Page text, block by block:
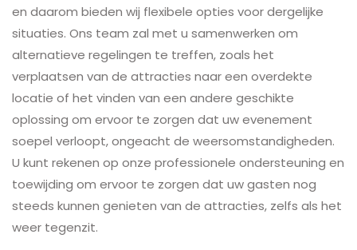
en daarom bieden wij flexibele opties voor dergelijke
situaties. Ons team zal met u samenwerken om
alternatieve regelingen te treffen, zoals het
verplaatsen van de attracties naar een overdekte
locatie of het vinden van een andere geschikte
oplossing om ervoor te zorgen dat uw evenement
soepel verloopt, ongeacht de weersomstandigheden.
U kunt rekenen op onze professionele ondersteuning en
toewijding om ervoor te zorgen dat uw gasten nog
steeds kunnen genieten van de attracties, zelfs als het
weer tegenzit.